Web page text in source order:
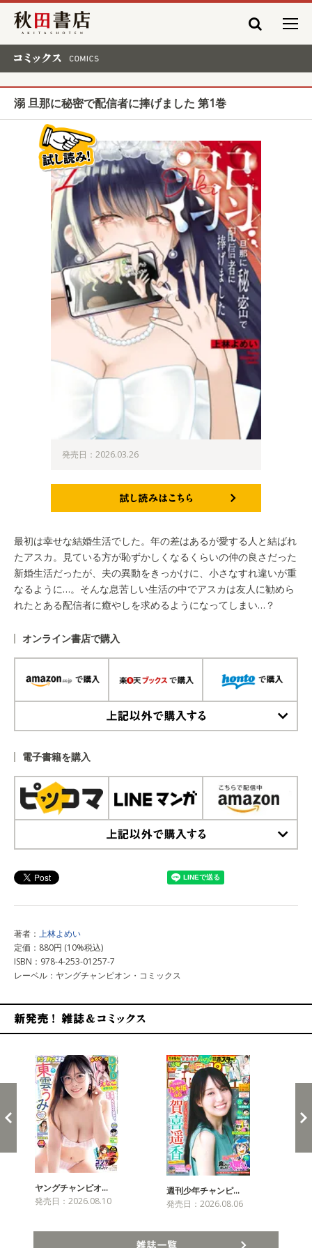
秋田書店
溺 旦那に秘密で配信者に捧げました 第1巻
発売日：2026.03.26
最初は幸せな結婚生活でした。年の差はあるが愛する人と結ばれ
たアスカ。見ている方が恥ずかしくなるくらいの仲の良さだった
新婚生活だったが、夫の異動をきっかけに、小さなすれ違いが重
なるように…。そんな息苦しい生活の中でアスカは友人に勧めら
れたとある配信者に癒やしを求めるようになってしまい…？
オンライン書店で購入
電子書籍を購入
著者： 上林よめい
定価：880円 (10%税込)
ISBN：978-4-253-01257-7
レーベル：ヤングチャンピオン・コミックス
ヤングチャンピオ…
発売日：2026.08.10
週刊少年チャンピ…
発売日：2026.08.06